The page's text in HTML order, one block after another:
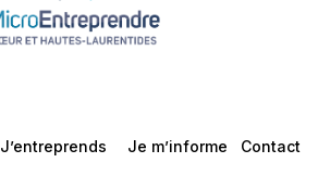
J’entreprends Je m’informe Contact